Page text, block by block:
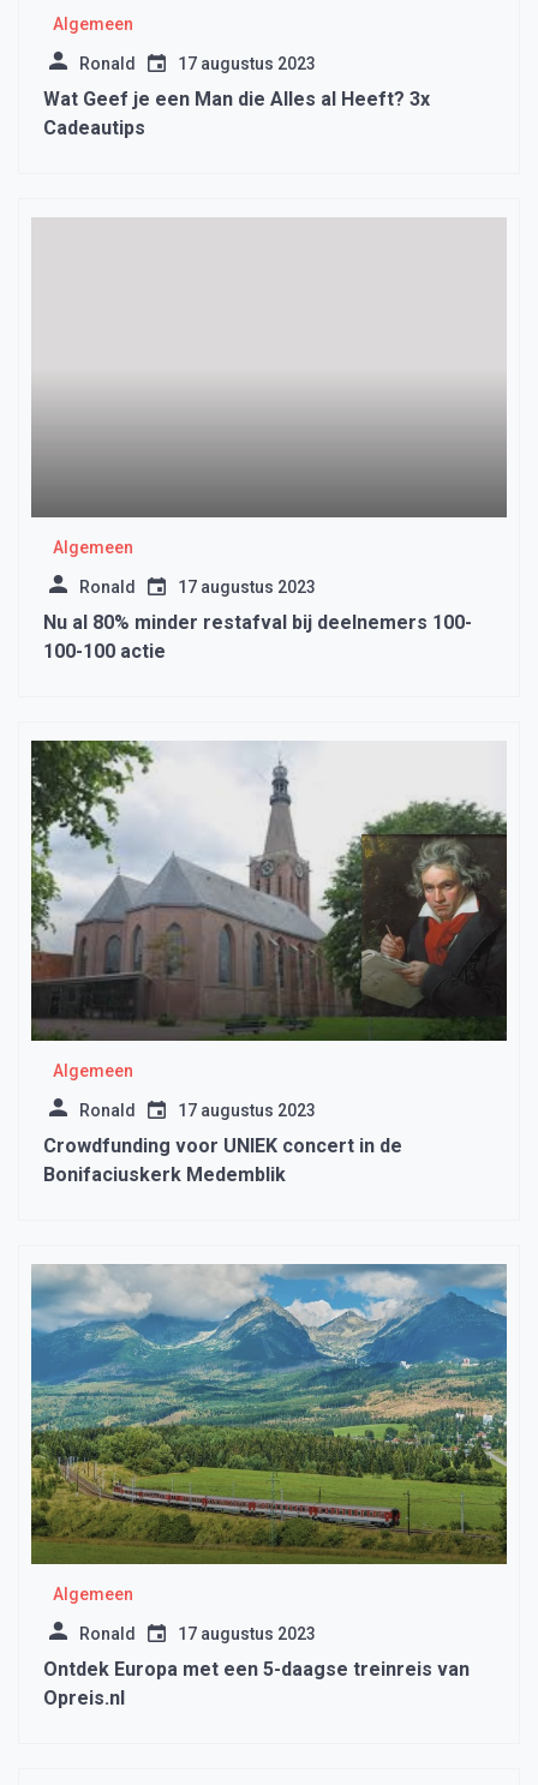
Algemeen
Ronald 17 augustus 2023
Wat Geef je een Man die Alles al Heeft? 3x
Cadeautips
Algemeen
Ronald 17 augustus 2023
Nu al 80% minder restafval bij deelnemers 100-
100-100 actie
Algemeen
Ronald 17 augustus 2023
Crowdfunding voor UNIEK concert in de
Bonifaciuskerk Medemblik
Algemeen
Ronald 17 augustus 2023
Ontdek Europa met een 5-daagse treinreis van
Opreis.nl